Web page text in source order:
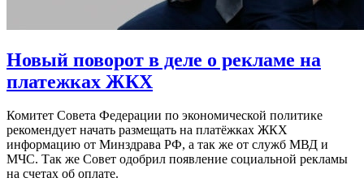
Новый поворот в деле о рекламе на
платежках ЖКХ
Комитет Совета Федерации по экономической политике
рекомендует начать размещать на платёжках ЖКХ
информацию от Минздрава РФ, а так же от служб МВД и
МЧС. Так же Совет одобрил появление социальной рекламы
на счетах об оплате.